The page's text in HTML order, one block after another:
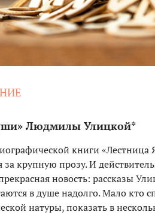
Людмилы Улицкой*
книги
за крупную прозу. И
новость: рассказы
в душе надолго. Мало кто
натуры, показать в